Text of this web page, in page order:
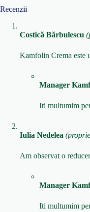
Recenzii
Costică Bărbulescu
Kamfolin Crema este
Manager
Iti multumim
Iulia Nedelea
Am observat o
Manager
Iti multumim